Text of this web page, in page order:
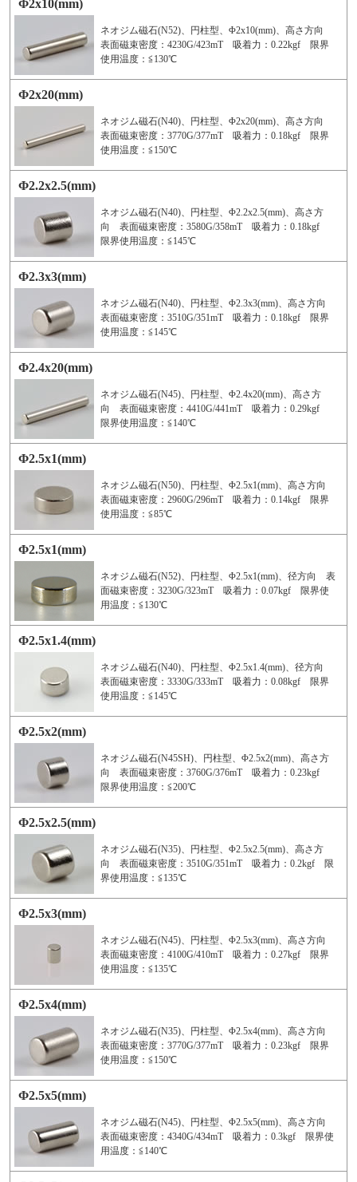
Φ2x10(mm)
ネオジム磁石(N52)、円柱型、Φ2x10(mm)、高さ方向
表面磁束密度：4230G/423mT 吸着力：0.22kgf 限界
使用温度：≦130℃
Φ2x20(mm)
ネオジム磁石(N40)、円柱型、Φ2x20(mm)、高さ方向
表面磁束密度：3770G/377mT 吸着力：0.18kgf 限界
使用温度：≦150℃
Φ2.2x2.5(mm)
ネオジム磁石(N40)、円柱型、Φ2.2x2.5(mm)、高さ方
向 表面磁束密度：3580G/358mT 吸着力：0.18kgf
限界使用温度：≦145℃
Φ2.3x3(mm)
ネオジム磁石(N40)、円柱型、Φ2.3x3(mm)、高さ方向
表面磁束密度：3510G/351mT 吸着力：0.18kgf 限界
使用温度：≦145℃
Φ2.4x20(mm)
ネオジム磁石(N45)、円柱型、Φ2.4x20(mm)、高さ方
向 表面磁束密度：4410G/441mT 吸着力：0.29kgf
限界使用温度：≦140℃
Φ2.5x1(mm)
ネオジム磁石(N50)、円柱型、Φ2.5x1(mm)、高さ方向
表面磁束密度：2960G/296mT 吸着力：0.14kgf 限界
使用温度：≦85℃
Φ2.5x1(mm)
ネオジム磁石(N52)、円柱型、Φ2.5x1(mm)、径方向 表
面磁束密度：3230G/323mT 吸着力：0.07kgf 限界使
用温度：≦130℃
Φ2.5x1.4(mm)
ネオジム磁石(N40)、円柱型、Φ2.5x1.4(mm)、径方向
表面磁束密度：3330G/333mT 吸着力：0.08kgf 限界
使用温度：≦145℃
Φ2.5x2(mm)
ネオジム磁石(N45SH)、円柱型、Φ2.5x2(mm)、高さ方
向 表面磁束密度：3760G/376mT 吸着力：0.23kgf
限界使用温度：≦200℃
Φ2.5x2.5(mm)
ネオジム磁石(N35)、円柱型、Φ2.5x2.5(mm)、高さ方
向 表面磁束密度：3510G/351mT 吸着力：0.2kgf 限
界使用温度：≦135℃
Φ2.5x3(mm)
ネオジム磁石(N45)、円柱型、Φ2.5x3(mm)、高さ方向
表面磁束密度：4100G/410mT 吸着力：0.27kgf 限界
使用温度：≦135℃
Φ2.5x4(mm)
ネオジム磁石(N35)、円柱型、Φ2.5x4(mm)、高さ方向
表面磁束密度：3770G/377mT 吸着力：0.23kgf 限界
使用温度：≦150℃
Φ2.5x5(mm)
ネオジム磁石(N45)、円柱型、Φ2.5x5(mm)、高さ方向
表面磁束密度：4340G/434mT 吸着力：0.3kgf 限界使
用温度：≦140℃